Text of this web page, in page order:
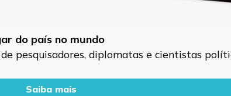
do país no mundo
pesquisadores, diplomatas e cientistas
Saiba mais